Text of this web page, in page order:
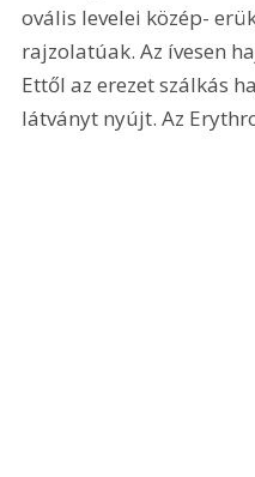
ovális levelei közép-
rajzolatúak. Az ívesen
Ettől az erezet szálkás
látványt nyújt. Az